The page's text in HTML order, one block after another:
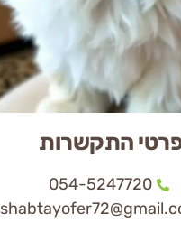
התקשרות
054-5247720